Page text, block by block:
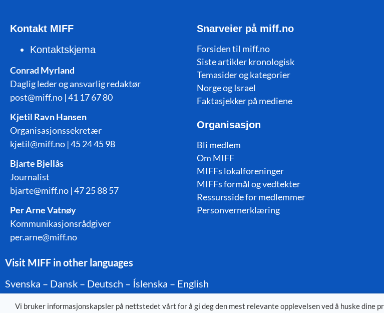
Kontakt MIFF
Kontaktskjema
Conrad Myrland
Daglig leder og ansvarlig redaktør
post@miff.no | 41 17 67 80
Kjetil Ravn Hansen
Organisasjonssekretær
kjetil@miff.no | 45 24 45 98
Bjarte Bjellås
Journalist
bjarte@miff.no | 47 25 88 57
Per Arne Vatnøy
Kommunikasjonsrådgiver
per.arne@miff.no
Snarveier på miff.no
Forsiden til miff.no
Siste artikler kronologisk
Temasider og kategorier
Norge og Israel
Faktasjekker på mediene
Organisasjon
Bli medlem
Om MIFF
MIFFs lokalforeninger
MIFFs formål og vedtekter
Ressursside for medlemmer
Personvernerklæring
Visit MIFF in other languages
Svenska – Dansk – Deutsch – Íslenska – English
Vi bruker informasjonskapsler på nettstedet vårt for å gi deg den mest relevante opplevelsen ved å huske dine